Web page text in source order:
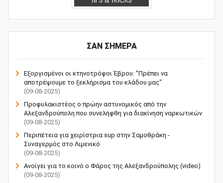
ΣΑΝ ΣΗΜΕΡΑ
Εξοργισμένοι οι κτηνοτρόφοι Έβρου: "Πρέπει να
αποτρέψουμε το ξεκλήρισμα του κλάδου μας"
(09-08-2025)
Προφυλακιστέος ο πρώην αστυνομικός από την
Αλεξανδρούπολη που συνελήφθη για διακίνηση ναρκωτικών
(09-08-2025)
Περιπέτεια για χειρίστρια sup στην Σαμοθράκη -
Συναγερμός στο Λιμενικό
(09-08-2025)
Ανοίγει για το κοινό ο Φάρος της Αλεξανδρούπολης (video)
(09-08-2025)